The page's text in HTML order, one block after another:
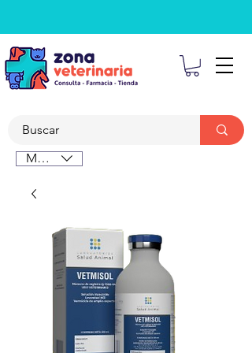
MXN ($)